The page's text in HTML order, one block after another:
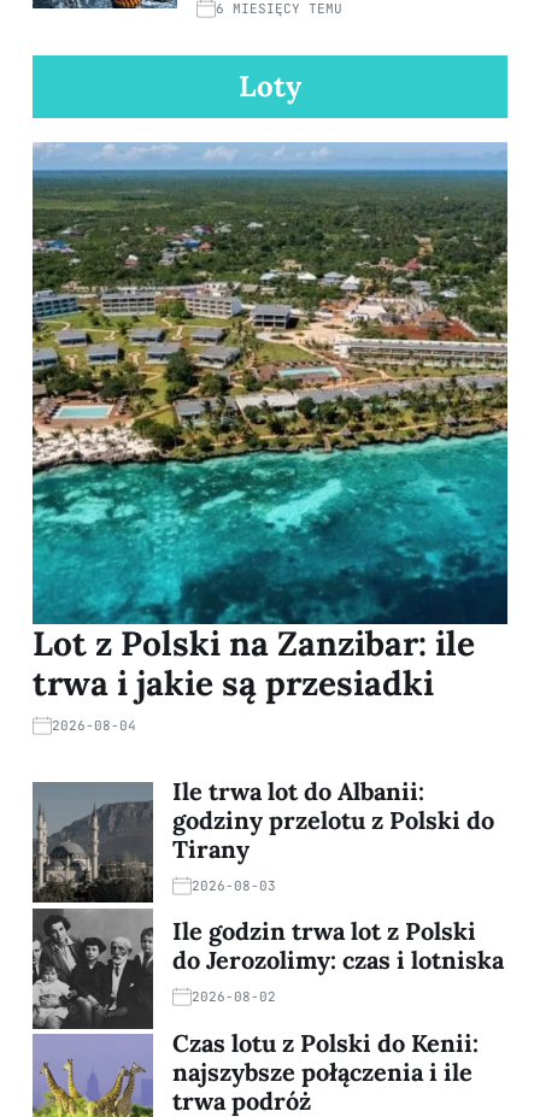
6 MIESIĘCY TEMU
Loty
Lot z Polski na Zanzibar: ile
trwa i jakie są przesiadki
2026-08-04
Ile trwa lot do Albanii:
godziny przelotu z Polski do
Tirany
2026-08-03
Ile godzin trwa lot z Polski
do Jerozolimy: czas i lotniska
2026-08-02
Czas lotu z Polski do Kenii:
najszybsze połączenia i ile
trwa podróż